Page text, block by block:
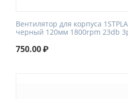
Вентилятор для корпуса
черный 120мм 1800rpm 23db
750.00₽